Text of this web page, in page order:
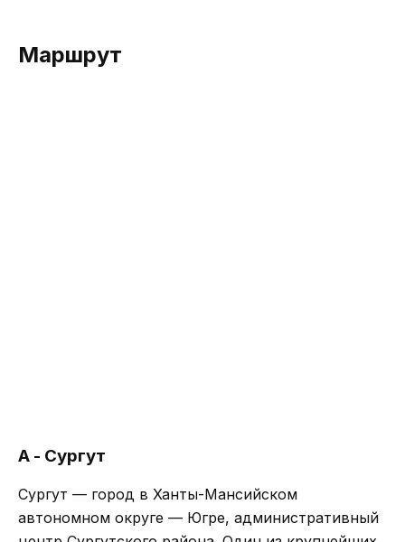
Маршрут
А - Сургут
Сургут — город в Ханты-Мансийском
автономном округе — Югре, административный